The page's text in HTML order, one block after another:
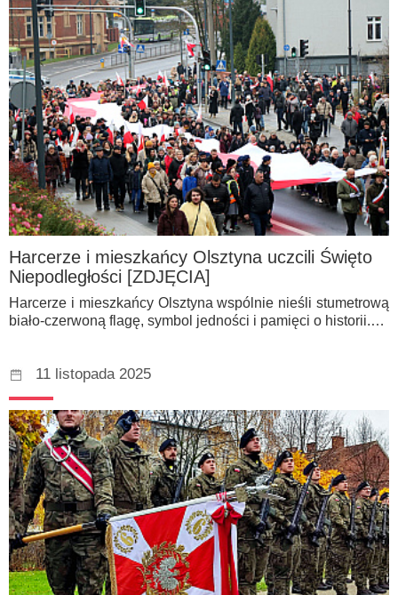
Harcerze i mieszkańcy Olsztyna uczcili Święto
Niepodległości [ZDJĘCIA]
Harcerze i mieszkańcy Olsztyna wspólnie nieśli stumetrową
biało-czerwoną flagę, symbol jedności i pamięci o historii.…
11 listopada 2025